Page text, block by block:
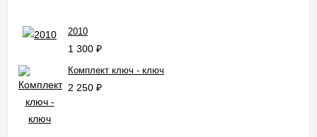
2010
1 300 ₽
Комплект ключ - ключ
2 250 ₽